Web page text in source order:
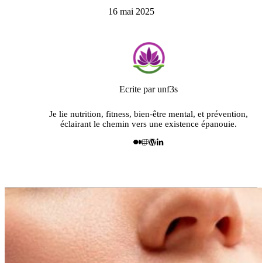
16 mai 2025
Ecrite par unf3s
Je lie nutrition, fitness, bien-être mental, et prévention,
éclairant le chemin vers une existence épanouie.